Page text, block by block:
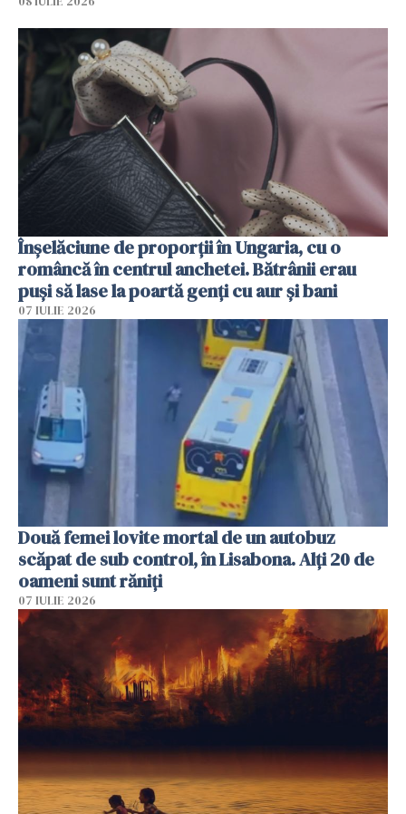
Înșelăciune de proporții în Ungaria, cu o
româncă în centrul anchetei. Bătrânii erau
puși să lase la poartă genți cu aur și bani
07 IULIE 2026
Două femei lovite mortal de un autobuz
scăpat de sub control, în Lisabona. Alți 20 de
oameni sunt răniți
07 IULIE 2026